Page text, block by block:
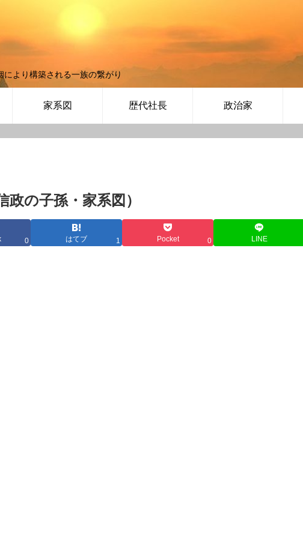
より構築される一族の繋がり
家系図 歴代社長 政治家
の子孫・家系図）
0 はてブ 1 Pocket 0 LINE